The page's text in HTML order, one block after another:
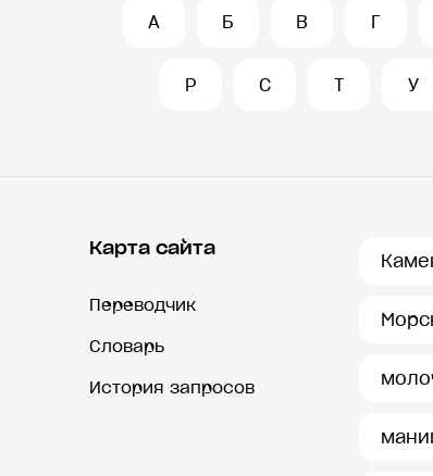
А Б В Г
Р С Т У
Карта сайта
Переводчик
Словарь
История запросов